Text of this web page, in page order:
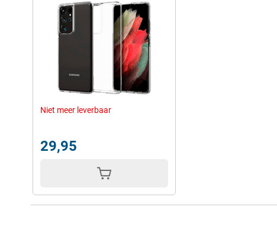
Niet meer leverbaar
29,95